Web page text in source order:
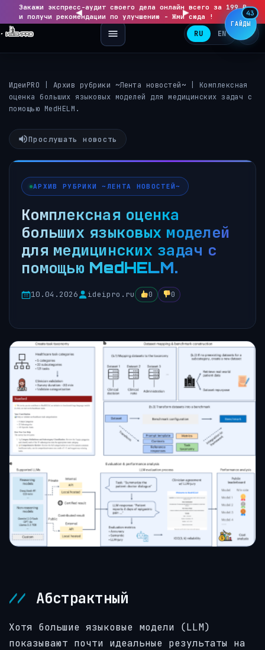
◀
Закажи экспресс-аудит своего дела онлайн всего за 199 ₽
и получи рекомендации по улучшению - Жми сюда !
▶
RU EN
ИдеиPRO Архив рубрики ~Лента новостей~
Комплексная
оценка больших языковых моделей для медицинских задач с
помощью MedHELM.
Прослушать новость
АРХИВ РУБРИКИ ~ЛЕНТА НОВОСТЕЙ~
Комплексная оценка
больших языковых моделей
для медицинских задач с
помощью MedHELM.
10.04.2026 ideipro.ru 0 0
Абстрактный
Хотя большие языковые модели (LLM)
показывают почти идеальные результаты на
ГАЙДЫ
43